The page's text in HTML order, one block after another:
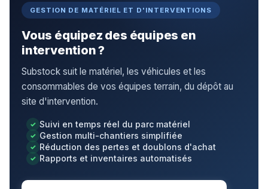
GESTION DE MATÉRIEL ET D'INTERVENTIONS
Vous équipez des équipes en
intervention ?
Substock suit le matériel, les véhicules et les
consommables de vos équipes terrain, du dépôt au
site d'intervention.
Suivi en temps réel du parc matériel
Gestion multi-chantiers simplifiée
Réduction des pertes et doublons d'achat
Rapports et inventaires automatisés